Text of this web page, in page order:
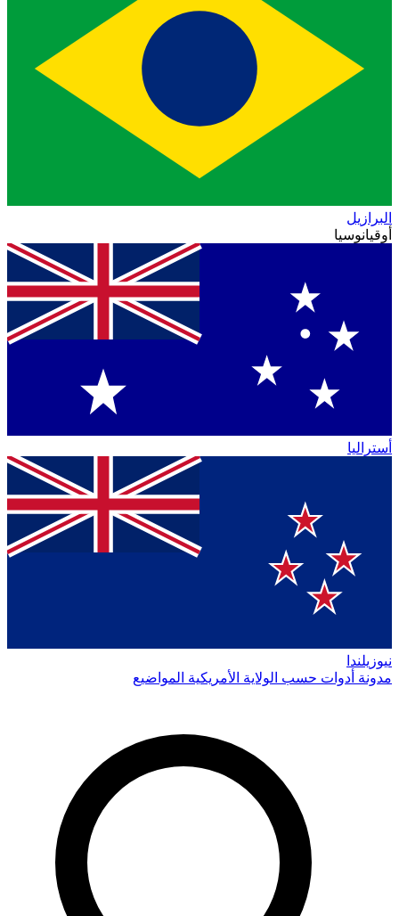
البرازيل
أوقيانوسيا
أستراليا
نيوزيلندا
مدونة أدوات حسب الولاية الأمريكية المواضيع